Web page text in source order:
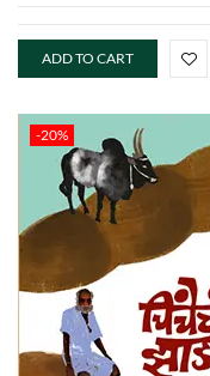
ADD TO CART
-20%